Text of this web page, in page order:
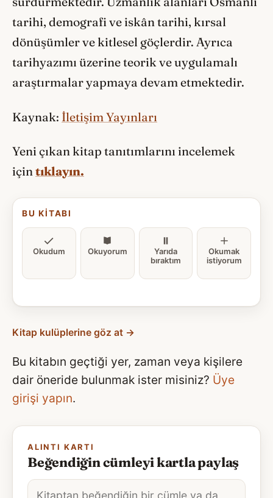
tarihi, demografi ve iskân tarihi, kırsal
dönüşümler ve kitlesel göçlerdir. Ayrıca
tarihyazımı üzerine teorik ve uygulamalı
araştırmalar yapmaya devam etmektedir.
Kaynak: İletişim Yayınları
Yeni çıkan kitap tanıtımlarını incelemek
içintıklayın.
BU KITABI
Okudum Okuyorum
Yarıda
bıraktım
Okumak
istiyorum
Kitap kulüplerine göz at →
Bu kitabın geçtiği yer, zaman veya kişilere
dair öneride bulunmak ister misiniz? Üye
girişi yapın.
ALINTI KARTI
Beğendiğin cümleyi kartla paylaş
Alıntı